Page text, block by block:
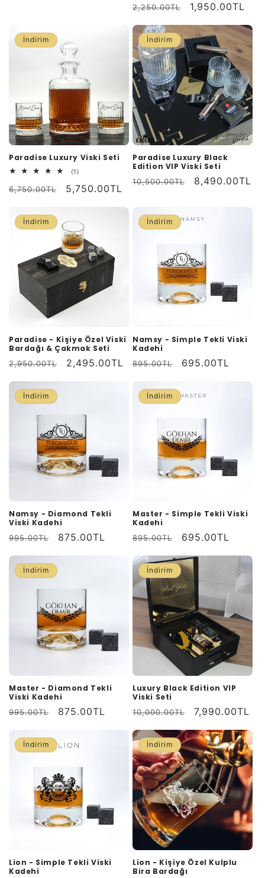
değerlendirme
Normal
2,250.00TL
İndirimli
1,950.00TL
İndirim
Paradise Luxury Viski Seti
(1)
değerlendirme
Normal
6,750.00TL
İndirimli
5,750.00TL
İndirim
Paradise Luxury Black
Edition VIP Viski Seti
Normal
10,500.00TL
İndirimli
8,490.00TL
İndirim
Paradise - Kişiye Özel Viski
Bardağı & Çakmak Seti
Normal
2,950.00TL
İndirimli
2,495.00TL
İndirim
Namsy - Simple Tekli Viski
Kadehi
Normal
895.00TL
İndirimli
695.00TL
İndirim
Namsy - Diamond Tekli
Viski Kadehi
Normal
995.00TL
İndirimli
875.00TL
İndirim
Master - Simple Tekli Viski
Kadehi
Normal
895.00TL
İndirimli
695.00TL
İndirim
Master - Diamond Tekli
Viski Kadehi
Normal
995.00TL
İndirimli
875.00TL
İndirim
Luxury Black Edition VIP
Viski Seti
Normal
10,000.00TL
İndirimli
7,990.00TL
İndirim
Lion - Simple Tekli Viski
Kadehi
İndirim
Lion - Kişiye Özel Kulplu
Bira Bardağı